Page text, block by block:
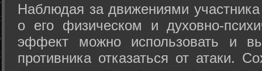
Hаблюдая за движениями
о его физическом и духовно-
эффект можно использовать и
противника отказаться от атаки.